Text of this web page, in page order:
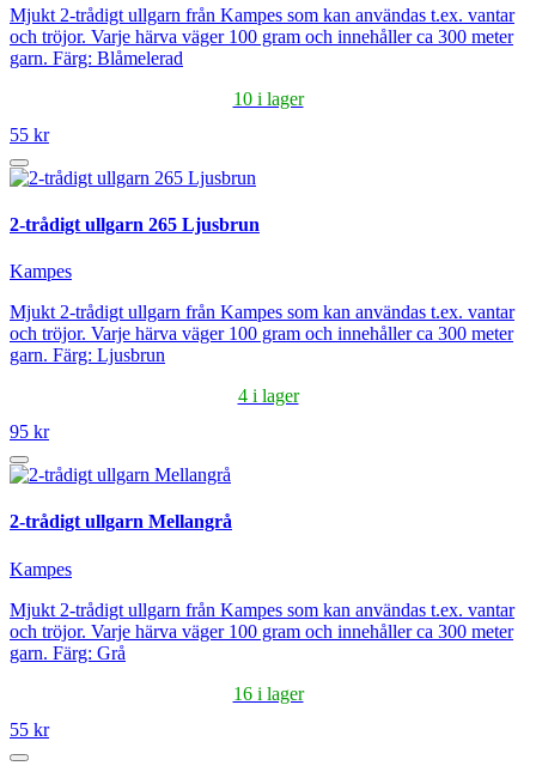
Mjukt 2-trådigt ullgarn från Kampes som kan användas t.ex. vantar
och tröjor. Varje härva väger 100 gram och innehåller ca 300 meter
garn. Färg: Blåmelerad
10 i lager
55 kr
2-trådigt ullgarn 265 Ljusbrun
Kampes
Mjukt 2-trådigt ullgarn från Kampes som kan användas t.ex. vantar
och tröjor. Varje härva väger 100 gram och innehåller ca 300 meter
garn. Färg: Ljusbrun
4 i lager
95 kr
2-trådigt ullgarn Mellangrå
Kampes
Mjukt 2-trådigt ullgarn från Kampes som kan användas t.ex. vantar
och tröjor. Varje härva väger 100 gram och innehåller ca 300 meter
garn. Färg: Grå
16 i lager
55 kr